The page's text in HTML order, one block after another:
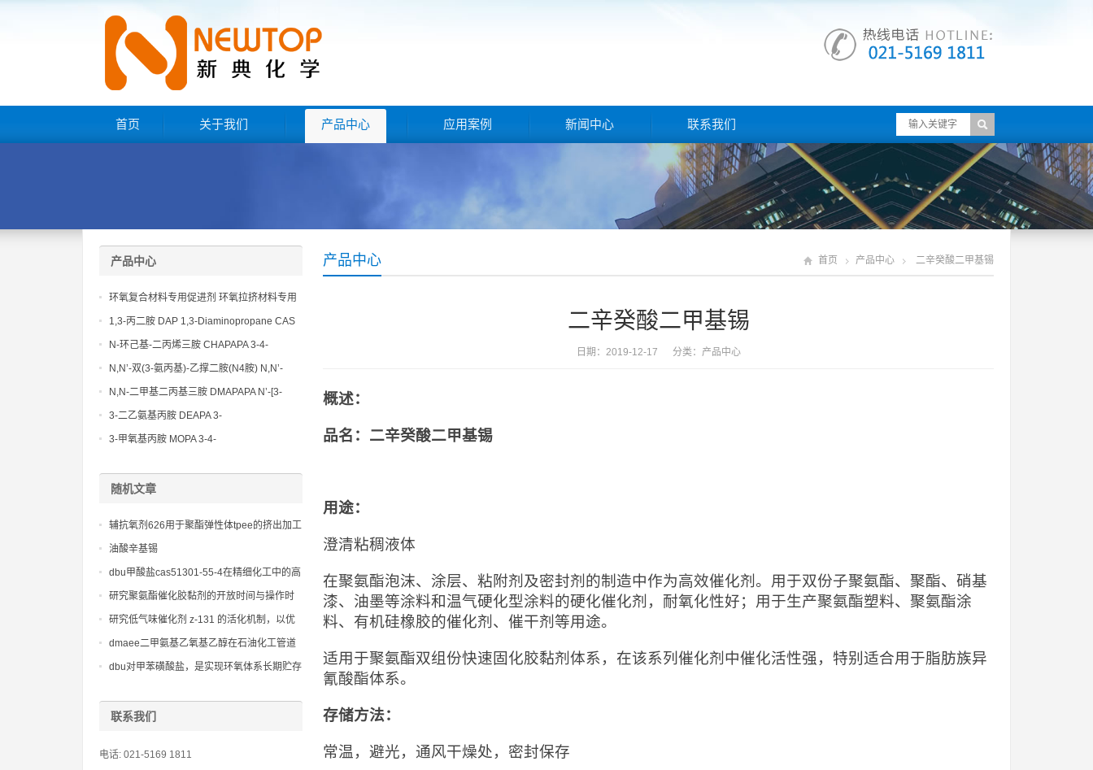
首页 关于我们 产品中心 应用案例 新闻中心 联系我们
产品中心 首页 产品中心 二辛癸酸二甲基锡
二辛癸酸二甲基锡
日期：2019-12-17 分类： 产品中心
概述：
品名：二辛癸酸二甲基锡
用途：
澄清粘稠液体
在聚氨酯泡沫、涂层、粘附剂及密封剂的制造中作为高效催化剂。用于双份子聚氨酯、聚酯、硝基
漆、油墨等涂料和温气硬化型涂料的硬化催化剂，耐氧化性好；用于生产聚氨酯塑料、聚氨酯涂
料、有机硅橡胶的催化剂、催干剂等用途。
适用于聚氨酯双组份快速固化胶黏剂体系，在该系列催化剂中催化活性强，特别适合用于脂肪族异
氰酸酯体系。
存储方法：
常温，避光，通风干燥处，密封保存
产品中心
环氧复合材料专用促进剂 环氧拉挤材料专用
促进剂 NT EP 120
1,3-丙二胺 DAP 1,3-Diaminopropane CAS
No 109-76-2
N-环己基-二丙烯三胺 CHAPAPA 3-4-
Methoxypropylamine CAS No:5332-73-0
N,N’-双(3-氨丙基)-乙撑二胺(N4胺) N,N’-
Bis(3-aminopropyl)-ethylenediamine CAS
No10563-26-5
N,N-二甲基二丙基三胺 DMAPAPA N’-[3-
(dimethylamino)propyllpropane-1,3-
diamine CAS No10563-29-8
3-二乙氨基丙胺 DEAPA 3-
(Diethylamino)propylamine CAS No 104-
3-甲氧基丙胺 MOPA 3-4-
随机文章
辅抗氧剂626用于聚酯弹性体tpee的挤出加工
保护
油酸辛基锡
dbu甲酸盐cas51301-55-4在精细化工中的高
效催化作用
研究聚氨酯催化胶黏剂的开放时间与操作时
间
研究低气味催化剂 z-131 的活化机制，以优
化其在不同温度和湿度条件下的性能。
dmaee二甲氨基乙氧基乙醇在石油化工管道
保温中的应用：减少能量损失的有效途径
dbu对甲苯磺酸盐，是实现环氧体系长期贮存
联系我们
电话: 021-5169 1811